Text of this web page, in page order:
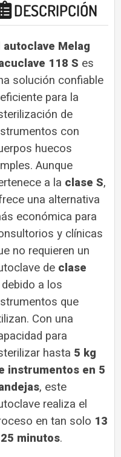
DESCRIPCIÓN
autoclave Melag
118 S es
solución confiable
para la
de
con
huecos
Aunque
a la clase S,
una alternativa
económica para
y clínicas
no requieren un
de clase
debido a los
que
Con una
para
hasta 5 kg
instrumentos en 5
, este
realiza el
en tan solo 13
minutos.